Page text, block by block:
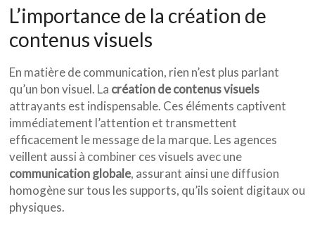
L’importance de la création de
contenus visuels
En matière de communication, rien n’est plus parlant
qu’un bon visuel. La création de contenus visuels
attrayants est indispensable. Ces éléments captivent
immédiatement l’attention et transmettent
efficacement le message de la marque. Les agences
veillent aussi à combiner ces visuels avec une
communication globale, assurant ainsi une diffusion
homogène sur tous les supports, qu’ils soient digitaux ou
physiques.